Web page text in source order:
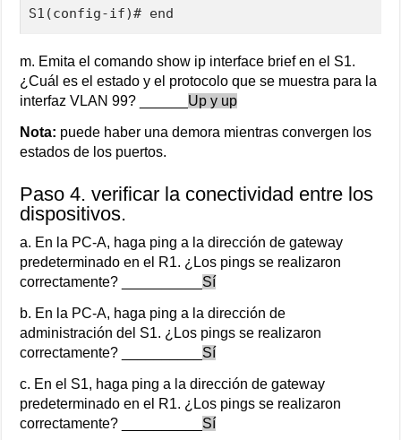
S1(config-if)# end
m. Emita el comando show ip interface brief en el S1.
¿Cuál es el estado y el protocolo que se muestra para la
interfaz VLAN 99? ______ Up y up
Nota: puede haber una demora mientras convergen los
estados de los puertos.
Paso 4. verificar la conectividad entre los
dispositivos.
a. En la PC-A, haga ping a la dirección de gateway
predeterminado en el R1. ¿Los pings se realizaron
correctamente? __________ Sí
b. En la PC-A, haga ping a la dirección de
administración del S1. ¿Los pings se realizaron
correctamente? __________ Sí
c. En el S1, haga ping a la dirección de gateway
predeterminado en el R1. ¿Los pings se realizaron
correctamente? __________ Sí